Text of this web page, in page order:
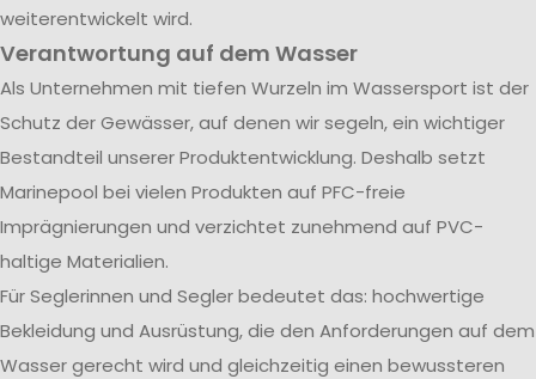
weiterentwickelt wird.
Verantwortung auf dem Wasser
Als Unternehmen mit tiefen Wurzeln im Wassersport ist der
Schutz der Gewässer, auf denen wir segeln, ein wichtiger
Bestandteil unserer Produktentwicklung. Deshalb setzt
Marinepool bei vielen Produkten auf PFC-freie
Imprägnierungen und verzichtet zunehmend auf PVC-
haltige Materialien.
Für Seglerinnen und Segler bedeutet das: hochwertige
Bekleidung und Ausrüstung, die den Anforderungen auf dem
Wasser gerecht wird und gleichzeitig einen bewussteren